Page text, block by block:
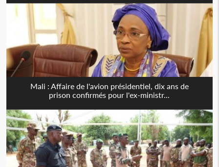
Mali : Affaire de l'avion présidentiel, dix ans de
prison confirmés pour l'ex-ministr...